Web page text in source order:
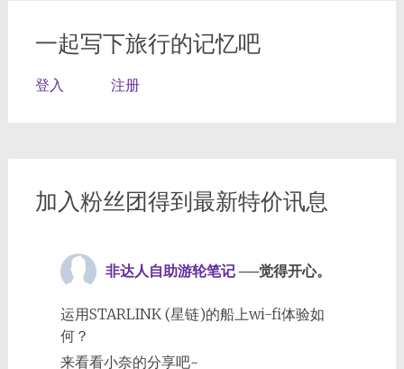
一起写下旅行的记忆吧
登入 注册
加入粉丝团得到最新特价讯息
非达人自助游轮笔记 ──觉得开心。
运用STARLINK (星链)的船上wi-fi体验如
何？
来看看小奈的分享吧~